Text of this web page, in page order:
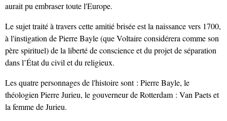
aurait pu embraser toute l'Europe.
Le sujet traité à travers cette amitié brisée est la naissance vers 1700,
à l'instigation de Pierre Bayle (que Voltaire considérera comme son
père spirituel) de la liberté de conscience et du projet de séparation
dans l’État du civil et du religieux.
Les quatre personnages de l'histoire sont : Pierre Bayle, le
théologien Pierre Jurieu, le gouverneur de Rotterdam : Van Paets et
la femme de Jurieu.